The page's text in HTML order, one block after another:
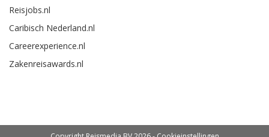
Reisjobs.nl
Caribisch Nederland.nl
Careerexperience.nl
Zakenreisawards.nl